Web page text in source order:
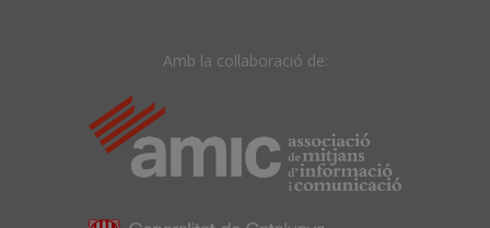
Amb la col·laboració de: